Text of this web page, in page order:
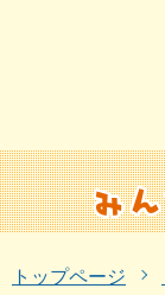
トップページ